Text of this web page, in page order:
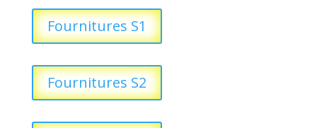
Fournitures S1
Fournitures S2